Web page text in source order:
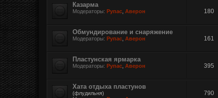
Казарма
Модераторы: Рупас Аверон 180
Обмундирование и снаряжение
Модераторы: Рупас Аверон 161
Пластунская ярмарка
Модераторы: Рупас Аверон 395
Хата отдыха пластунов
(флудильня)
790